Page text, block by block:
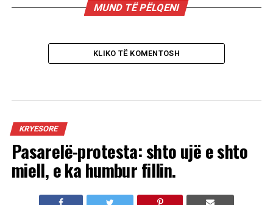
MUND TË PËLQENI
KLIKO TË KOMENTOSH
KRYESORE
Pasarelë-protesta: shto ujë e shto
miell, e ka humbur fillin.